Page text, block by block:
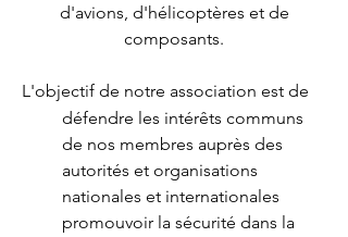
d'avions, d'hélicoptères et de
composants.
L'objectif de notre association est de
défendre les intérêts communs
de nos membres auprès des
autorités et organisations
nationales et internationales
promouvoir la sécurité dans la